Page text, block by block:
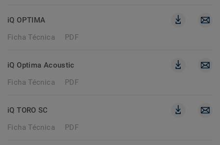
iQ OPTIMA
Ficha Técnica
PDF
iQ Optima Acoustic
Ficha Técnica
PDF
iQ TORO SC
Ficha Técnica
PDF